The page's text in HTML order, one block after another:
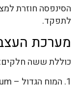
הסינפסה חוזרת
לתפקד.
מערכת
כוללת ששה חלקים:
1. המוח הגדול – cerebrum